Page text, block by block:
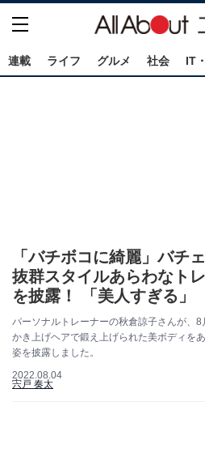
連載 ライフ グルメ 社会 IT
「バチボコに綺麗」バチ
抜群スタイルあらわなト
を披露！ 「美人すぎる」
パーソナルトレーナーの秋倉諒子さんが、8
かき上げヘアで鍛え上げられた美ボディを
姿を披露しました。
2022.08.04
宍戸 奏太